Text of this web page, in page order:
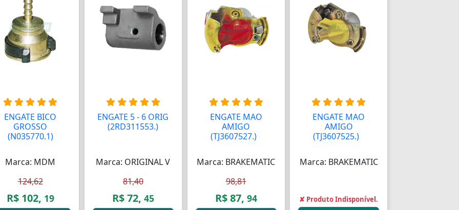
ENGATE BICO
GROSSO
(N035770.1)
Marca: MDM
124,62
R$ 102, 19
ENGATE 5 - 6 ORIG
(2RD311553.)
Marca: ORIGINAL V
81,40
R$ 72, 45
ENGATE MAO
AMIGO
(TJ3607527.)A
Marca: BRAKEMATIC
98,81
R$ 87, 94
ENGATE MAO
AMIGO
(TJ3607525.)
Marca: BRAKEMATIC
✘ Produto Indisponível.